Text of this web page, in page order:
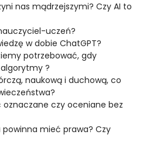
nas mądrzejszymi? Czy AI to
uczeń?
w dobie ChatGPT?
potrzebować, gdy
?
naukową i duchową, co
oznaczane czy oceniane bez
mieć prawa? Czy